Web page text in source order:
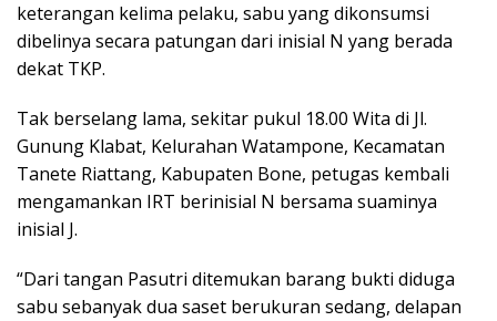
keterangan kelima pelaku, sabu yang dikonsumsi
dibelinya secara patungan dari inisial N yang berada
dekat TKP.
Tak berselang lama, sekitar pukul 18.00 Wita di Jl.
Gunung Klabat, Kelurahan Watampone, Kecamatan
Tanete Riattang, Kabupaten Bone, petugas kembali
mengamankan IRT berinisial N bersama suaminya
inisial J.
“Dari tangan Pasutri ditemukan barang bukti diduga
sabu sebanyak dua saset berukuran sedang, delapan